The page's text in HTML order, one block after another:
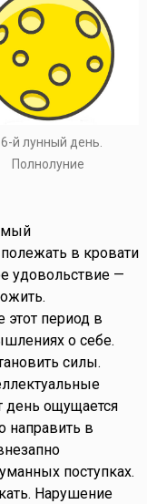
й лунный день.
Полнолуние
в кровати
удовольствие —
этот период в
о себе.
силы.
день ощущается
направить в
поступках.
Нарушение